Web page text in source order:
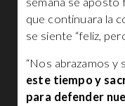
que continuara la
se siente “feliz,
“Nos abrazamos y
este tiempo y
para defender